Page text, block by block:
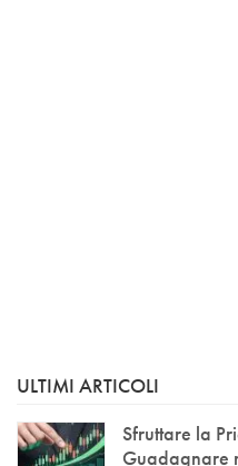
ULTIMI ARTICOLI
Sfruttare la
Guadagnare